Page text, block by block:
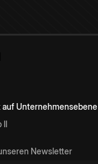
auf Unternehmensebene
II
Newsletter